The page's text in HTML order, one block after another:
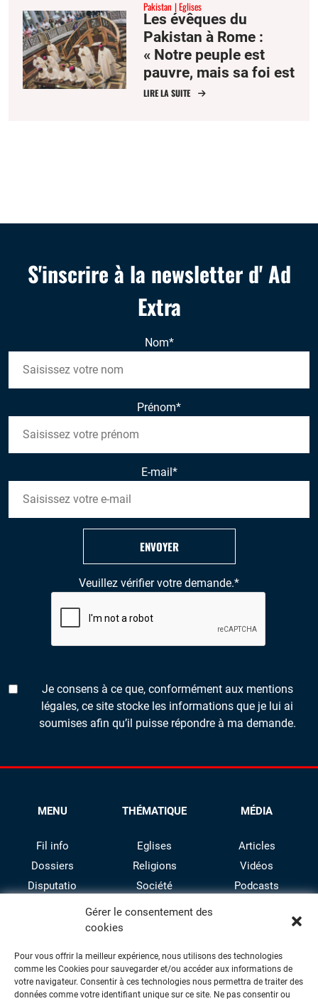
Gérer le consentement des
cookies
Pour vous offrir la meilleur expérience, nous utilisons des technologies
comme les Cookies pour sauvegarder et/ou accéder aux informations de
votre navigateur. Consentir à ces technologies nous permettra de traiter des
données comme votre identifiant unique sur ce site. Ne pas consentir ou
Pakistan Eglises
Les évêques du
Pakistan à Rome :
« Notre peuple est
pauvre, mais sa foi est
forte »
LIRE LA SUITE
S'inscrire à la newsletter d' Ad
Extra
Nom*
Prénom*
E-mail*
Veuillez vérifier votre demande.*
Je consens à ce que, conformément aux mentions
légales, ce site stocke les informations que je lui ai
soumises afin qu’il puisse répondre à ma demande.
ENVOYER
MENU
Fil info
Dossiers
Disputatio
THÉMATIQUE
Eglises
Religions
Société
Culture
MÉDIA
Articles
Vidéos
Podcasts